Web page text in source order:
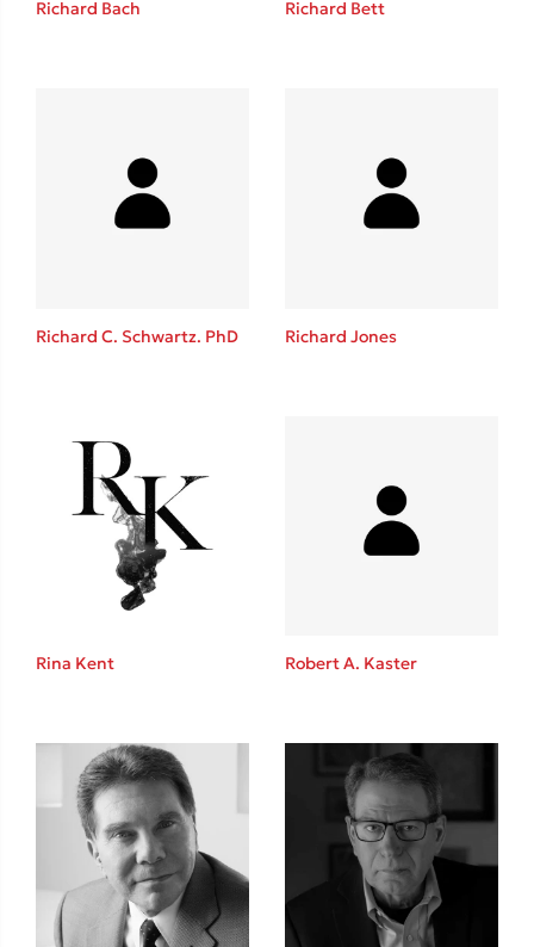
Κώστας Κρομμύδας
Το λιμάνι μου είσαι εσύ
Richard Bach Richard Bett
Richard C. Schwartz. PhD Richard Jones
Rina Kent Robert A. Kaster